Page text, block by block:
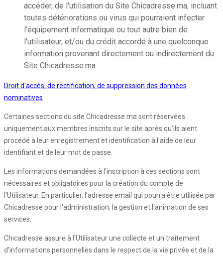
accéder, de l'utilisation du Site Chicadresse.ma, incluant
toutes détériorations ou virus qui pourraient infecter
l'équipement informatique ou tout autre bien de
l'utilisateur, et/ou du crédit accordé à une quelconque
information provenant directement ou indirectement du
Site Chicadresse.ma
Droit d'accès, de rectification, de suppression des données
nominatives
Certaines sections du site Chicadresse.ma sont réservées
uniquement aux membres inscrits sur le site après qu’ils aient
procédé à leur enregistrement et identification à l'aide de leur
identifiant et de leur mot de passe.
Les informations demandées à l’inscription à ces sections sont
nécessaires et obligatoires pour la création du compte de
l'Utilisateur. En particulier, l'adresse email qui pourra être utilisée par
Chicadresse pour l'administration, la gestion et l'animation de ses
services.
Chicadresse assure à l'Utilisateur une collecte et un traitement
d'informations personnelles dans le respect de la vie privée et de la